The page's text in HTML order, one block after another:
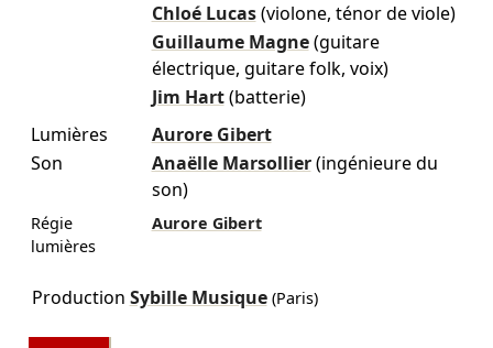
Chloé Lucas (violone, ténor de viole)
Guillaume Magne (guitare
électrique, guitare folk, voix)
Jim Hart (batterie)
Lumières
Aurore Gibert
Son
Anaëlle Marsollier (ingénieure du
son)
Régie
lumières
Aurore Gibert
Production Sybille Musique(Paris)